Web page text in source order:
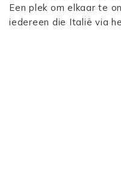
Een plek om elkaar te
iedereen die Italië via